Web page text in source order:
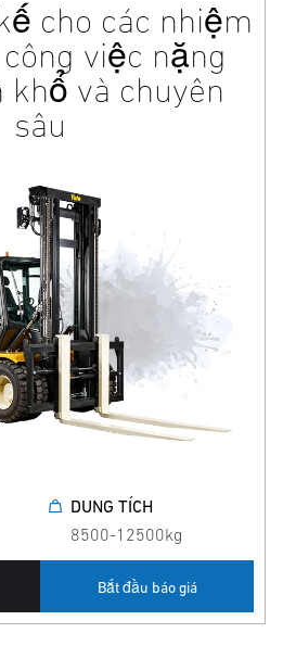
cho các nhiệm
việc nặng
khổ và chuyên
sâu
DUNG TÍCH
8500-12500kg
Bắt đầu báo giá